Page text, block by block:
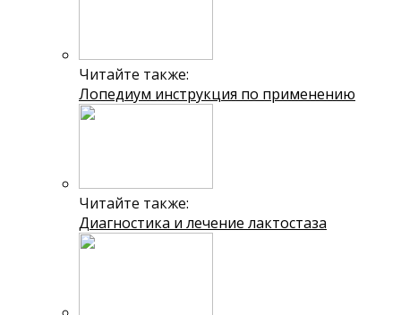
Читайте также:
Лопедиум инструкция по применению
Читайте также:
Диагностика и лечение лактостаза